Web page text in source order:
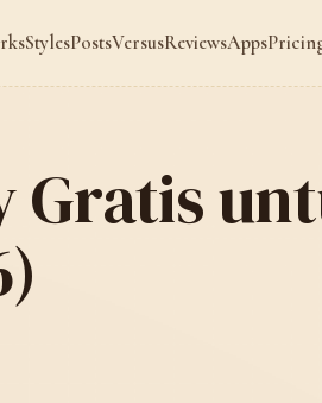
Gratis
StylesPostsVersusReviewsApps